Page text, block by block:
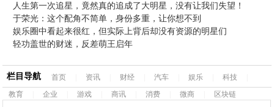
人生第一次追星，竟然真的追成了大明星，没有让我们失望！
于荣光：这个配角不简单，身份多重，让你想不到
娱乐圈中看起来很红，但实际上背后却没有资源的明星们
轻功盖世的财迷，反差萌王启年
栏目导航 首页 资讯 财经 汽车 娱乐 科技
教育
企业 游戏 商讯 消费 微商 区块链